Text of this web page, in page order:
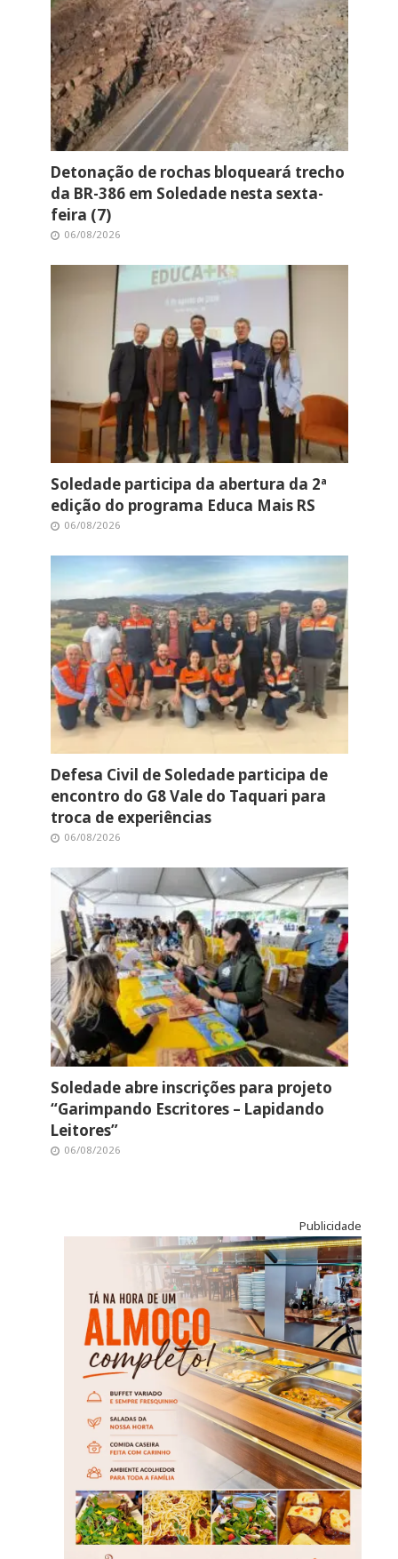
Detonação de rochas bloqueará trecho
da BR-386 em Soledade nesta sexta-
feira (7)
06/08/2026
Soledade participa da abertura da 2ª
edição do programa Educa Mais RS
06/08/2026
Defesa Civil de Soledade participa de
encontro do G8 Vale do Taquari para
troca de experiências
06/08/2026
Soledade abre inscrições para projeto
“Garimpando Escritores – Lapidando
Leitores”
06/08/2026
Publicidade